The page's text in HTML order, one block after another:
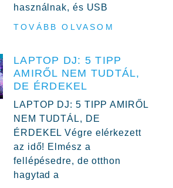
használnak, és USB
TOVÁBB OLVASOM
LAPTOP DJ: 5 TIPP
AMIRŐL NEM TUDTÁL,
DE ÉRDEKEL
LAPTOP DJ: 5 TIPP AMIRŐL
NEM TUDTÁL, DE
ÉRDEKEL Végre elérkezett
az idő! Elmész a
fellépésedre, de otthon
hagytad a